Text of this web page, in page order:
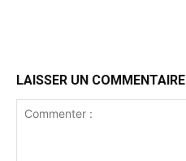
LAISSER UN COMMENTAIRE